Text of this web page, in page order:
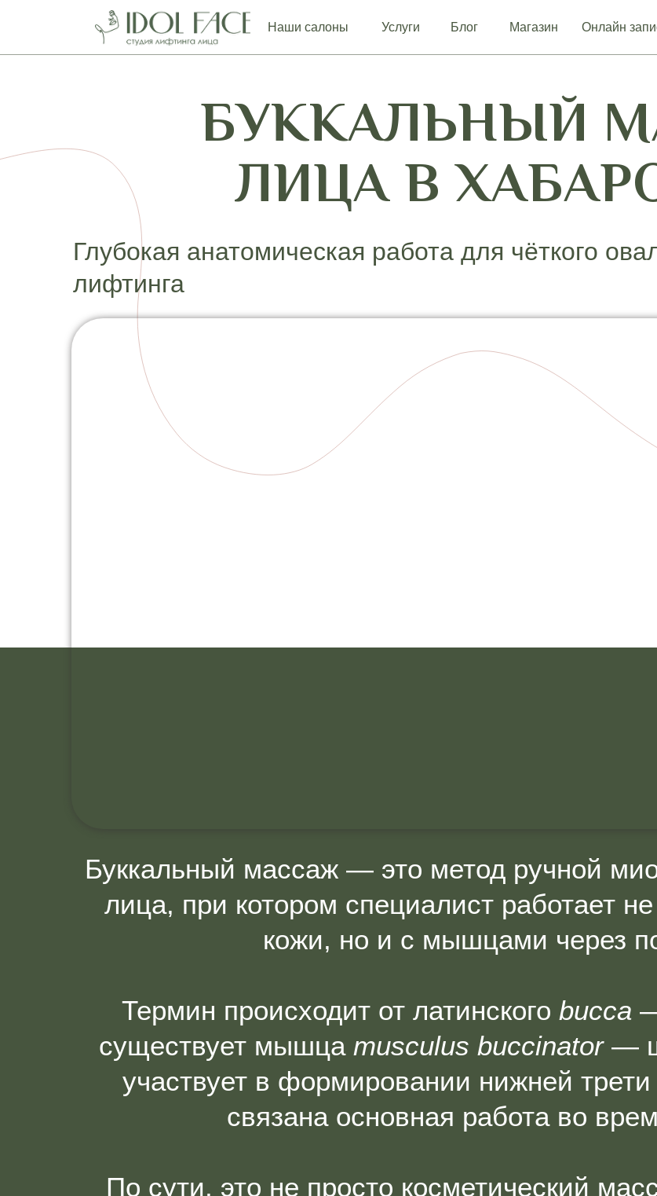
Наши салоны Услуги Магазин Онлайн
Блог
Глубокая анатомическая работа для чёткого
лифтинга
Буккальный массаж — это метод ручной
лица, при котором специалист работает
кожи, но и с мышцами через
Термин происходит от латинского bucca
существует мышца musculus buccinator—
участвует в формировании нижней
связана основная работа во
По сути, это не просто косметический
БУККАЛЬНЫЙ
ЛИЦА В